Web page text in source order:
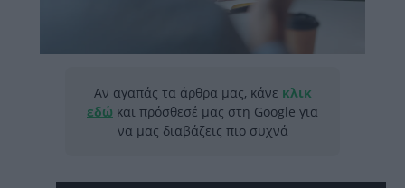
Αν αγαπάς τα άρθρα μας, κάνε κλικ
εδώ και πρόσθεσέ μας στη Google για
να μας διαβάζεις πιο συχνά